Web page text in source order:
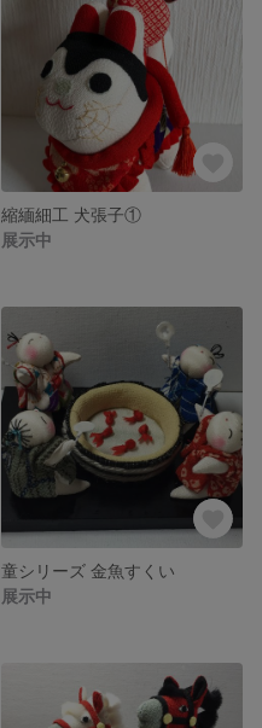
縮緬細工 犬張子①
展示中
童シリーズ 金魚すくい
展示中